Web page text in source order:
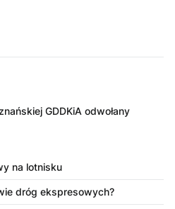
GDDKiA odwołany
na lotnisku
dróg ekspresowych?